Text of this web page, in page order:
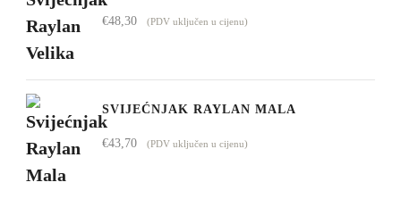
€48,30 (PDV uključen u cijenu)
SVIJEĆNJAK RAYLAN MALA
€43,70 (PDV uključen u cijenu)